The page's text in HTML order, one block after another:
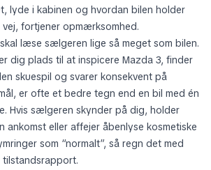
lyde i kabinen og hvordan bilen holder
fortjener opmærksomhed.
læse sælgeren lige så meget som bilen.
dig plads til at inspicere Mazda 3, finder
skuespil og svarer konsekvent på
er ofte et bedre tegn end en bil med én
Hvis sælgeren skynder på dig, holder
ankomst eller affejer åbenlyse kosmetiske
som “normalt”, så regn det med
tilstandsrapport.